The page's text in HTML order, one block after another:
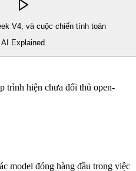
V4, và cuộc chiến tính toán
AI Explained
trình hiện chưa đối thủ open-
model đóng hàng đầu trong việc